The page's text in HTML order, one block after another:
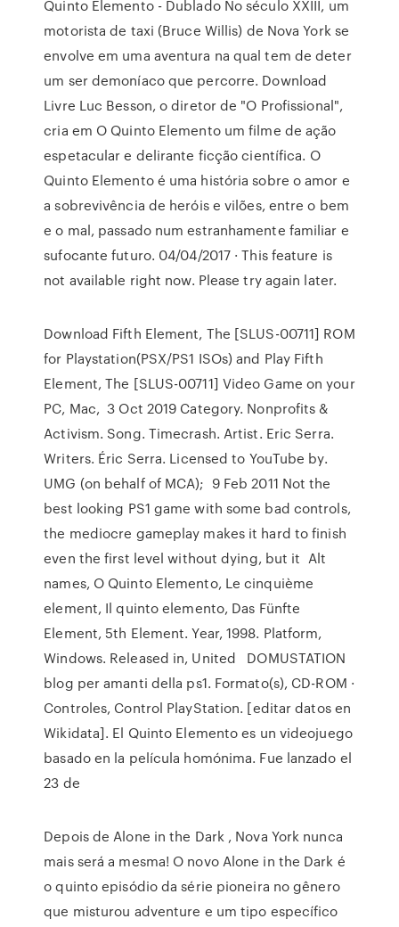
Quinto Elemento - Dublado No século XXIII, um
motorista de taxi (Bruce Willis) de Nova York se
envolve em uma aventura na qual tem de deter
um ser demoníaco que percorre. Download
Livre Luc Besson, o diretor de "O Profissional",
cria em O Quinto Elemento um filme de ação
espetacular e delirante ficção científica. O
Quinto Elemento é uma história sobre o amor e
a sobrevivência de heróis e vilões, entre o bem
e o mal, passado num estranhamente familiar e
sufocante futuro. 04/04/2017 · This feature is
not available right now. Please try again later.
Download Fifth Element, The [SLUS-00711] ROM
for Playstation(PSX/PS1 ISOs) and Play Fifth
Element, The [SLUS-00711] Video Game on your
PC, Mac, 3 Oct 2019 Category. Nonprofits &
Activism. Song. Timecrash. Artist. Eric Serra.
Writers. Éric Serra. Licensed to YouTube by.
UMG (on behalf of MCA); 9 Feb 2011 Not the
best looking PS1 game with some bad controls,
the mediocre gameplay makes it hard to finish
even the first level without dying, but it Alt
names, O Quinto Elemento, Le cinquième
element, Il quinto elemento, Das Fünfte
Element, 5th Element. Year, 1998. Platform,
Windows. Released in, United DOMUSTATION
blog per amanti della ps1. Formato(s), CD-ROM ·
Controles, Control PlayStation. [editar datos en
Wikidata]. El Quinto Elemento es un videojuego
basado en la película homónima. Fue lanzado el
23 de
Depois de Alone in the Dark , Nova York nunca
mais será a mesma! O novo Alone in the Dark é
o quinto episódio da série pioneira no gênero
que misturou adventure e um tipo específico